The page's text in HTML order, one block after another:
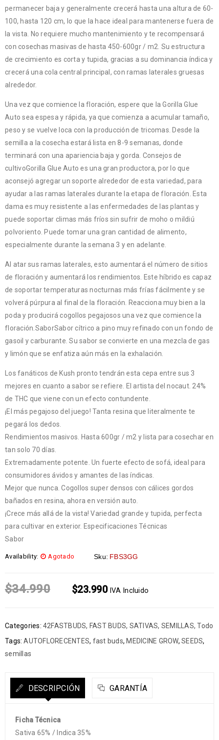
permanecer baja y generalmente crecerá hasta una altura de 60-
100, hasta 120 cm, lo que la hace ideal para mantenerse fuera de
la vista. No requiere mucho mantenimiento y te recompensará
con cosechas masivas de hasta 450-600gr / m2. Su estructura
de crecimiento es corta y tupida, gracias a su dominancia índica y
crecerá una cola central principal, con ramas laterales gruesas
alrededor.
Una vez que comience la floración, espere que la Gorilla Glue
Auto sea espesa y rápida, ya que comienza a acumular tamaño,
peso y se vuelve loca con la producción de tricomas. Desde la
semilla a la cosecha estará lista en 8-9 semanas, donde
terminará con una apariencia baja y gorda. Consejos de
cultivoGorilla Glue Auto es una gran productora, por lo que
aconsejó agregar un soporte alrededor de esta variedad, para
ayudar a las ramas laterales durante la etapa de floración. Esta
dama es muy resistente a las enfermedades de las plantas y
puede soportar climas más fríos sin sufrir de moho o mildiú
polvoriento. Puede tomar una gran cantidad de alimento,
especialmente durante la semana 3 y en adelante.
Al atar sus ramas laterales, esto aumentará el número de sitios
de floración y aumentará los rendimientos. Este híbrido es capaz
de soportar temperaturas nocturnas más frías fácilmente y se
volverá púrpura al final de la floración. Reacciona muy bien a la
poda y producirá cogollos pegajosos una vez que comience la
floración.SaborSabor cítrico a pino muy refinado con un fondo de
gasoil y carburante. Su sabor se convierte en una mezcla de gas
y limón que se enfatiza aún más en la exhalación.
Los fanáticos de Kush pronto tendrán esta cepa entre sus 3
mejores en cuanto a sabor se refiere. El artista del nocaut. 24%
de THC que viene con un efecto contundente.
¡El más pegajoso del juego! Tanta resina que literalmente te
pegará los dedos.
Rendimientos masivos. Hasta 600gr / m2 y lista para cosechar en
tan solo 70 días.
Extremadamente potente. Un fuerte efecto de sofá, ideal para
consumidores ávidos y amantes de las índicas.
Mejor que nunca. Cogollos super densos con cálices gordos
bañados en resina, ahora en versión auto.
¡Crece más allá de la vista! Variedad grande y tupida, perfecta
para cultivar en exterior. Especificaciones Técnicas
Sabor
Availability: Agotado Sku: FBS3GG
$34.990 $23.990 IVA Incluido
Categories: 42FASTBUDS, FAST BUDS, SATIVAS, SEMILLAS,Todo
Tags: AUTOFLORECENTES, fast buds, MEDICINE GROW, SEEDS,
semillas
DESCRIPCIÓN GARANTÍA
Ficha Técnica
Sativa 65% / Indica 35%